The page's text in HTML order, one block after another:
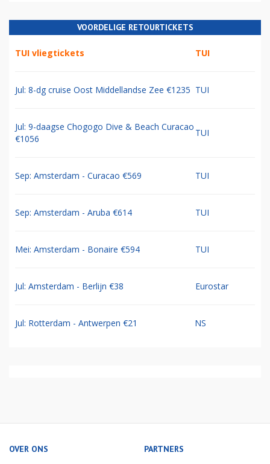
VOORDELIGE RETOURTICKETS
TUI vliegtickets TUI
Jul: 8-dg cruise Oost Middellandse Zee €1235 TUI
Jul: 9-daagse Chogogo Dive & Beach Curacao
€1056
TUI
Sep: Amsterdam - Curacao €569 TUI
Sep: Amsterdam - Aruba €614 TUI
Mei: Amsterdam - Bonaire €594 TUI
Jul: Amsterdam - Berlijn €38 Eurostar
Jul: Rotterdam - Antwerpen €21 NS
OVER ONS PARTNERS